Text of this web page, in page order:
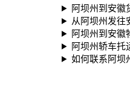
阿坝州到安徽
从阿坝州发往
阿坝州到安徽
阿坝州轿车托
如何联系阿坝